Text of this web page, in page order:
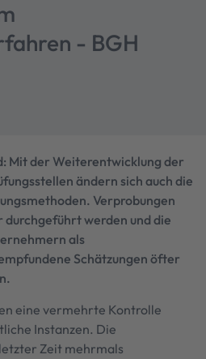
- BGH
Mit der Weiterentwicklung der
ändern sich auch die
Verprobungen
durchgeführt werden und die
als
Schätzungen öfter
eine vermehrte Kontrolle
Instanzen. Die
Zeit mehrmals